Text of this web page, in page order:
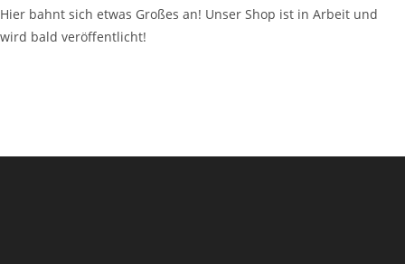
Hier bahnt sich etwas Großes an! Unser Shop ist in Arbeit und
wird bald veröffentlicht!